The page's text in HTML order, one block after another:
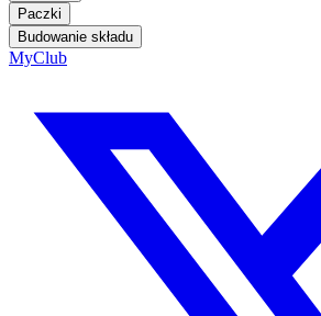
Paczki
Budowanie składu
MyClub